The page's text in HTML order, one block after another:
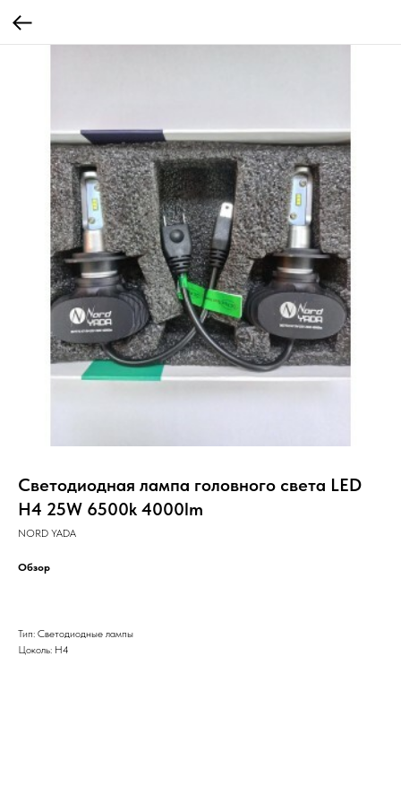
Светодиодная лампа головного света LED
H4 25W 6500k 4000lm
NORD YADA
Обзор
Тип: Светодиодные лампы
Цоколь: H4